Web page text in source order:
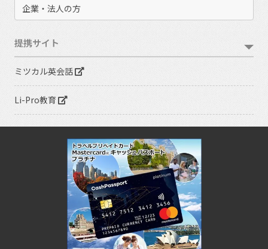
企業・法人の方
提携サイト
ミツカル英会話
Li-Pro教育